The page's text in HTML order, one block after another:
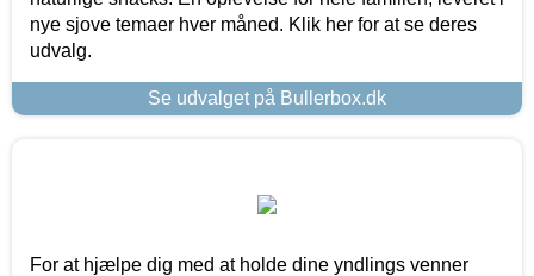
nye sjove temaer hver måned. Klik her for at se deres
udvalg.
Se udvalget på Bullerbox.dk
For at hjælpe dig med at holde dine yndlings venner